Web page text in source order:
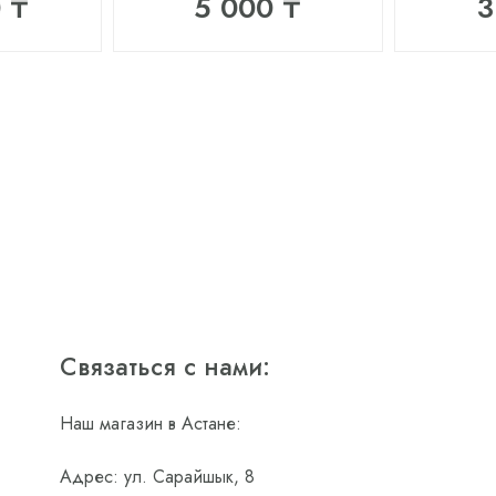
Связаться с нами:
Наш магазин в Астане:
Адрес: ул. Сарайшык, 8